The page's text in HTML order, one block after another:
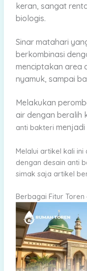
keran, sangat
biologis.
Sinar matahari
berkombinasi
menciptakan area
nyamuk, sampai
Melakukan
air dengan beralih
anti bakteri
Melalui artikel kali
dengan desain anti
simak saja artikel
Berbagai Fitur